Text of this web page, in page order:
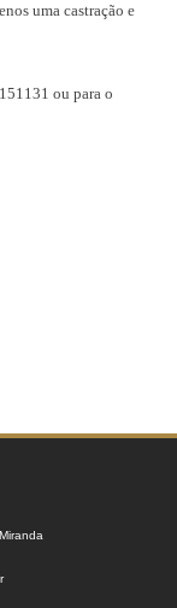
uma castração e
ou para o